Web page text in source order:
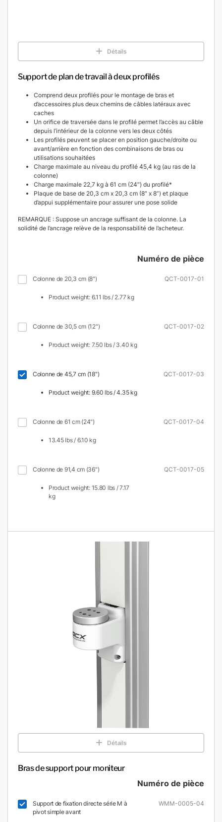
Détails
Support de plan de travail à deux profilés
Comprend deux profilés pour le montage de bras et
d’accessoires plus deux chemins de câbles latéraux avec
caches
Un orifice de traversée dans le profilé permet l’accès au câble
depuis l’intérieur de la colonne vers les deux côtés
Les profilés peuvent se placer en position gauche/droite ou
avant/arrière en fonction des combinaisons de bras ou
utilisations souhaitées
Charge maximale au niveau du profilé 45,4 kg (au ras de la
colonne)
Charge maximale 22,7 kg à 61 cm (24″) du profilé*
Plaque de base de 20,3 cm x 20,3 cm (8″ x 8”) et plaque
d’appui supplémentaire pour assurer une pose solide
REMARQUE : Suppose un ancrage suffisant de la colonne. La
solidité de l’ancrage relève de la responsabilité de l’acheteur.
Numéro de pièce
Colonne de 20,3 cm (8")
Product weight: 6.11 lbs / 2.77 kg
QCT-0017-01
Colonne de 30,5 cm (12")
Product weight: 7.50 lbs / 3.40 kg
QCT-0017-02
Colonne de 45,7 cm (18")
Product weight: 9.60 lbs / 4.35 kg
QCT-0017-03
Colonne de 61 cm (24")
13.45 lbs / 6.10 kg
QCT-0017-04
Colonne de 91,4 cm (36")
Product weight: 15.80 lbs / 7.17
kg
QCT-0017-05
Détails
Bras de support pour moniteur
Numéro de pièce
Support de fixation directe série M à
pivot simple avant
WMM-0005-04